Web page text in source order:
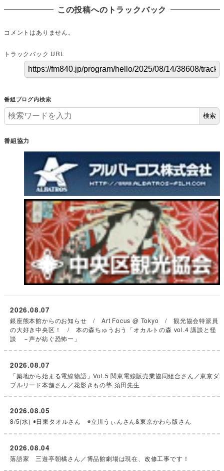
この投稿へのトラックバック
コメントはありません。
トラックバック URL
番組ブログ内検索
検索
番組協力
銀座熊本館からのお知らせ / Art Focus @ Tokyo / 観光協会特派員
の大好き中央区！ / 本の森ちゅうおう「オカルトの森 vol.4 講談と怪
談 －声が紡ぐ恐怖ー」
2026.08.07
「築地から始まる電線物語」Vol.5 関東電線販売業協同組合さん／東京ダ
ブルリード本舗さん／花影きもの塾 須田先生
2026.08.07
8/5(水) ◉日東タオルさん ◉立川うぃんさん&東京かわら版さん
2026.08.05
落語家 三遊亭朝橘さん／博品館劇場は現在、改修工事です！
2026.08.04